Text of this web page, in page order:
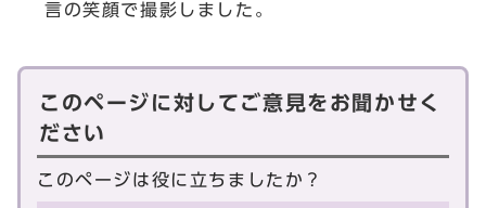
言の笑顔で撮影しました。
このページに対してご意見をお聞かせく
ださい
このページは役に立ちましたか？